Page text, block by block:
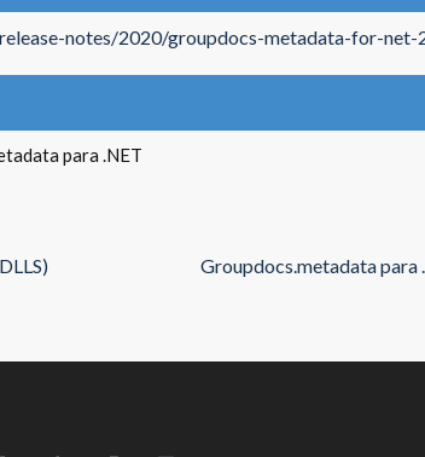
notes/2020/groupdocs-metadata-for-net-
para .NET
Groupdocs.metadata para